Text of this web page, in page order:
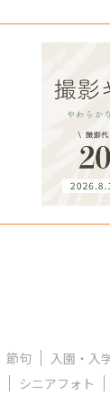
節句
入園・入
シニアフォト